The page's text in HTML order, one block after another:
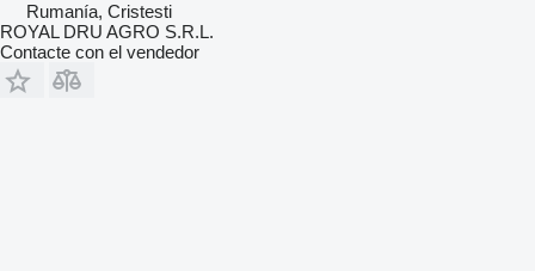
Rumanía, Cristesti
ROYAL DRU AGRO S.R.L.
Contacte con el vendedor